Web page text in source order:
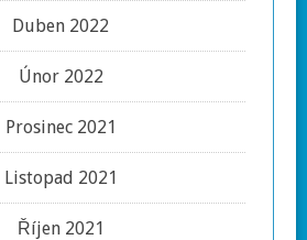
Duben 2022
Únor 2022
Prosinec 2021
Listopad 2021
Říjen 2021